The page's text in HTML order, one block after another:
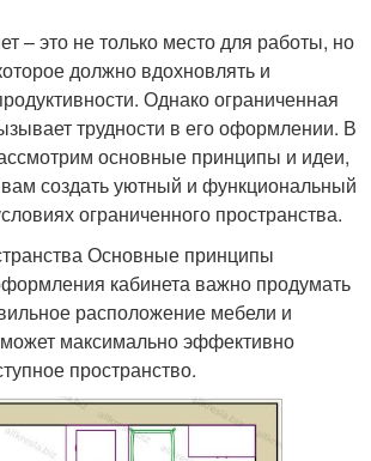
– это не только место для работы, но
должно вдохновлять и
Однако ограниченная
трудности в его оформлении. В
основные принципы и идеи,
создать уютный и функциональный
ограниченного пространства.
Основные принципы
кабинета важно продумать
расположение мебели и
максимально эффективно
пространство.